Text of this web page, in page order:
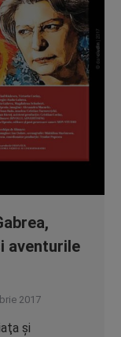
aventurile
2017
şi